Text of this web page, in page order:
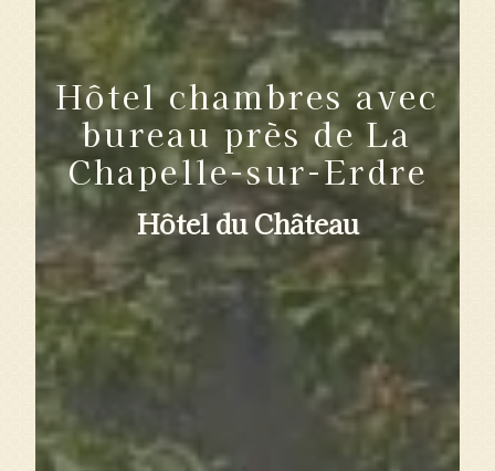
Hôtel chambres avec
bureau près de La
Chapelle-sur-Erdre
Hôtel du Château